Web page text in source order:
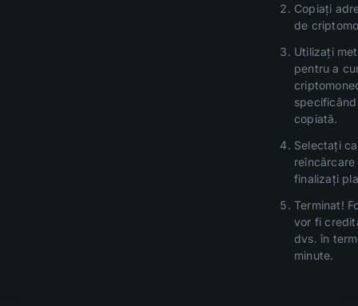
Copiați
de
Utilizați
pentru a
copiată.
Selectați
finalizați
Terminat!
vor fi
dvs. în
minute.